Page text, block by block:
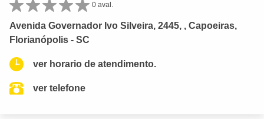
0 aval.
Avenida Governador Ivo Silveira, 2445, , Capoeiras,
Florianópolis - SC
ver horario de atendimento.
ver telefone